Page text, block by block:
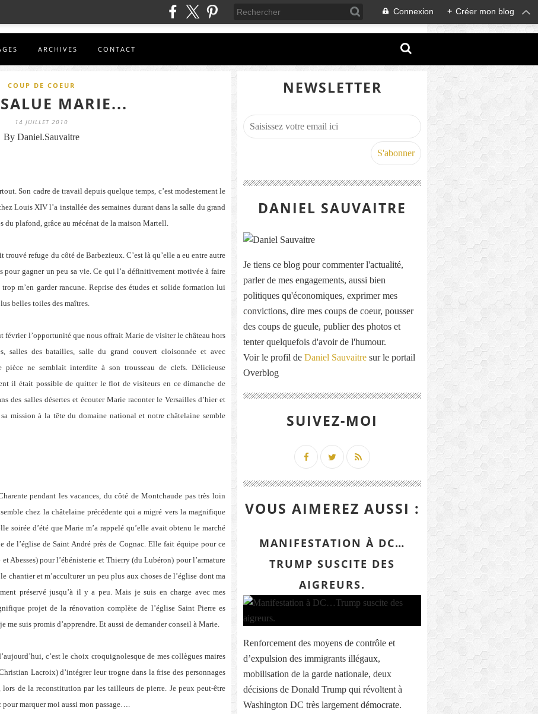
Connexion + Créer mon blog
ARCHIVES CONTACT
COUP DE COEUR
SALUE MARIE...
14 JUILLET 2010
By Daniel.Sauvaitre
Son cadre de travail depuis quelque temps, c’est modestement le
Louis XIV l’a installée des semaines durant dans la salle du grand
du plafond, grâce au mécénat de la maison Martell.
refuge du côté de Barbezieux. C’est là qu’elle a eu entre autre
pour gagner un peu sa vie. Ce qui l’a définitivement motivée à faire
trop m’en garder rancune. Reprise des études et solide formation lui
belles toiles des maîtres.
février l’opportunité que nous offrait Marie de visiter le château hors
salles des batailles, salle du grand couvert cloisonnée et avec
pièce ne semblait interdite à son trousseau de clefs. Délicieuse
il était possible de quitter le flot de visiteurs en ce dimanche de
des salles désertes et écouter Marie raconter le Versailles d’hier et
mission à la tête du domaine national et notre châtelaine semble
pendant les vacances, du côté de Montchaude pas très loin
chez la châtelaine précédente qui a migré vers la magnifique
soirée d’été que Marie m’a rappelé qu’elle avait obtenu le marché
de l’église de Saint André près de Cognac. Elle fait équipe pour ce
Abesses) pour l’ébénisterie et Thierry (du Lubéron) pour l’armature
chantier et m’acculturer un peu plus aux choses de l’église dont ma
préservé jusqu’à il y a peu. Mais je suis en charge avec mes
projet de la rénovation complète de l’église Saint Pierre es
me suis promis d’apprendre. Et aussi de demander conseil à Marie.
c’est le choix croquignolesque de mes collègues maires
Lacroix) d’intégrer leur trogne dans la frise des personnages
de la reconstitution par les tailleurs de pierre. Je peux peut-être
pour marquer moi aussi mon passage….
NEWSLETTER
DANIEL SAUVAITRE
Je tiens ce blog pour commenter l'actualité,
parler de mes engagements, aussi bien
politiques qu'économiques, exprimer mes
convictions, dire mes coups de coeur, pousser
des coups de gueule, publier des photos et
tenter quelquefois d'avoir de l'humour.
Voir le profil de Daniel Sauvaitre sur le portail
Overblog
SUIVEZ-MOI
VOUS AIMEREZ AUSSI :
MANIFESTATION À DC…
TRUMP SUSCITE DES
AIGREURS.
Renforcement des moyens de contrôle et
d’expulsion des immigrants illégaux,
mobilisation de la garde nationale, deux
décisions de Donald Trump qui révoltent à
Washington DC très largement démocrate.